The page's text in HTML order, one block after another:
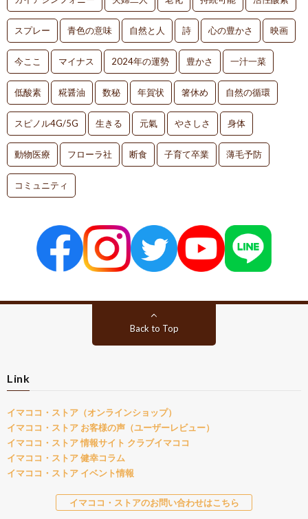
スプレー 青色の意味 自然と人 詩 心の豊かさ 映画
今ここ マイナス 2024年の運勢 豊かさ 一汁一菜
低酸素 糀醤油 数秘 年賀状 箸休め 自然の循環
スピノル4G/5G 生きる 元氣 やさしさ 身体
動物医療 フローラ社 断食 子育て卒業 薄毛予防
コミュニティ
Back to Top
Link
イマココ・ストア（オンラインショップ）
イマココ・ストア お客様の声（ユーザーレビュー）
イマココ・ストア 情報サイト クラブイマココ
イマココ・ストア 健幸コラム
イマココ・ストア イベント情報
イマココ・ストアのお問い合わせはこちら